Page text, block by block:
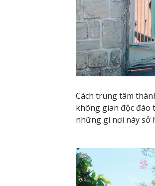
Cách trung tâm
không gian độc đáo
những gì nơi này sở